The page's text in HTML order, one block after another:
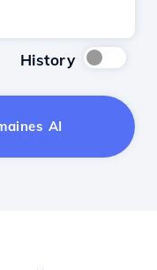
History
AI